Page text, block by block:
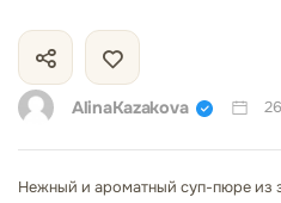
AlinaKazakova
Нежный и ароматный суп-пюре из